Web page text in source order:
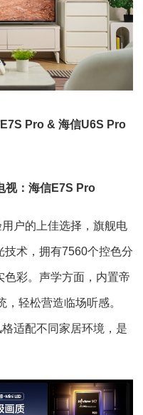
Pro & 海信U6S Pro
视：海信E7S Pro
户的上佳选择，旗舰电
术，拥有7560个控色分
色彩。声学方面，内置帝
轻松营造临场听感。
适配不同家居环境，是